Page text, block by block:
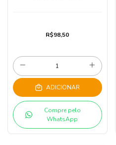
R$98,50
ADICIONAR
Compre pelo
WhatsApp